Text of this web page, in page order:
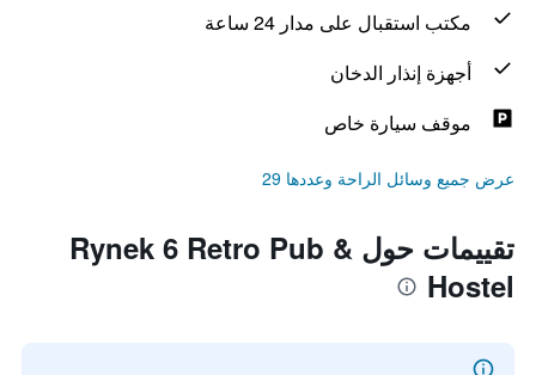
مكتب استقبال على مدار 24 ساعة
أجهزة إنذار الدخان
موقف سيارة خاص
عرض جميع وسائل الراحة وعددها 29
تقييمات حول Rynek 6 Retro Pub &
Hostel